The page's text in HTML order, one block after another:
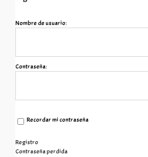
Nombre de usuario:
Contraseña:
Recordar mi contraseña
Registro
Contraseña perdida